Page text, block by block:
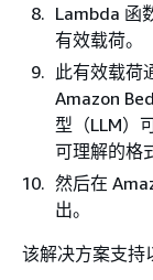
Lambda 函
有效载荷。
此有效载荷
Amazon
型（LLM）
可理解的格
然后在
出。
该解决方案支持